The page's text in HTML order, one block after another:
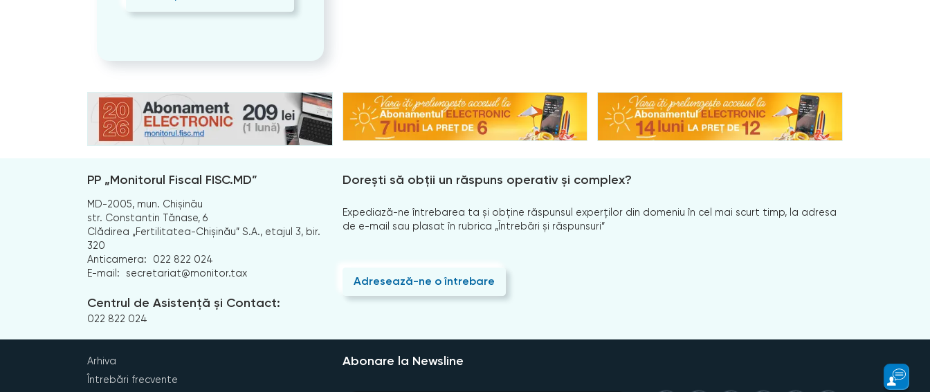
PP „Monitorul Fiscal FISC.MD”
MD-2005, mun. Chișinău
str. Constantin Tănase, 6
Clădirea „Fertilitatea-Chișinău” S.A., etajul 3, bir.
320
Anticamera:
022 822 024
E-mail:
secretariat@monitor.tax
Centrul de Asistență și Contact:
022 822 024
Dorești să obții un răspuns operativ și complex?
Expediază-ne întrebarea ta și obține răspunsul experților din domeniu în cel mai scurt timp, la adresa
de e-mail sau plasat în rubrica „Întrebări și răspunsuri”
Adresează-ne o întrebare
Arhiva
Întrebări frecvente
Abonare la Newsline